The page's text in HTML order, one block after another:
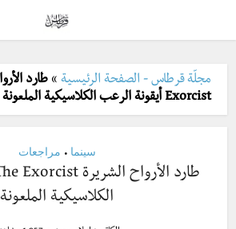
مجلّة قرطاس - الصفحة الرئيسية »
Exorcist أيقونة الرعب الكلاسيكية الملعونة
سينما • مراجعات
الكلاسيكية الملعونة